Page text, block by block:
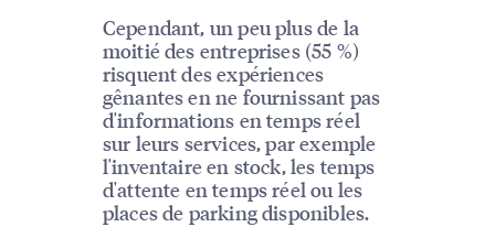
Cependant, un peu plus de la
moitié des entreprises (55 %)
risquent des expériences
gênantes en ne fournissant pas
d'informations en temps réel
sur leurs services, par exemple
l'inventaire en stock, les temps
d'attente en temps réel ou les
places de parking disponibles.